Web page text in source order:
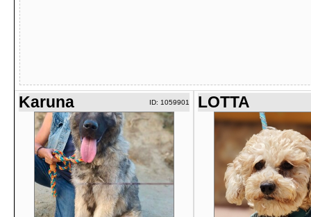
Karuna ID: 1059901 LOTTA